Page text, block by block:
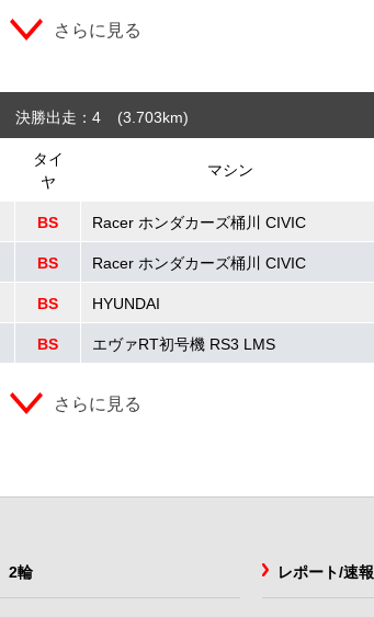
さらに見る
決勝出走：4 (3.703km)
タイ
ヤ
マシン
BS Racer ホンダカーズ桶川 CIVIC
BS Racer ホンダカーズ桶川 CIVIC
BS HYUNDAI
BS エヴァRT初号機 RS3 LMS
さらに見る
2輪 レポート/速報